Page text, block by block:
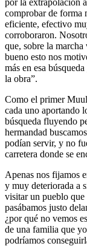
comprobar de forma
eficiente, efectivo
corroboraron.
que, sobre la
bueno esto nos
más en esa
la obra”.
Como el primer
cada uno aportando
búsqueda fluyendo
hermandad
podían servir, y no
carretera donde se
Apenas nos fijamos
y muy deteriorada a
visitar un pueblo que
pasábamos justo
¿por qué no vemos
de una familia que
podríamos